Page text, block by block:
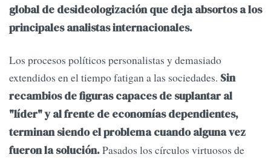
global de desideologización que deja absortos a los
principales analistas internacionales.
Los procesos políticos personalistas y demasiado
extendidos en el tiempo fatigan a las sociedades. Sin
recambios de figuras capaces de suplantar al
"líder" y al frente de economías dependientes,
terminan siendo el problema cuando alguna vez
fueron la solución.Pasados los círculos virtuosos de